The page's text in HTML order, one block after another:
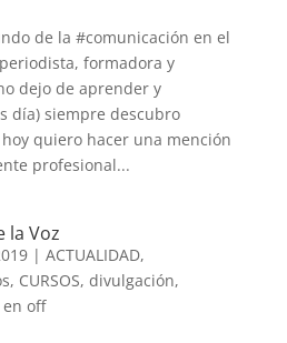
de la #comunicación en el
formadora y
dejo de aprender y
día) siempre descubro
quiero hacer una mención
profesional...
la Voz
| ACTUALIDAD,
, CURSOS, divulgación,
en off